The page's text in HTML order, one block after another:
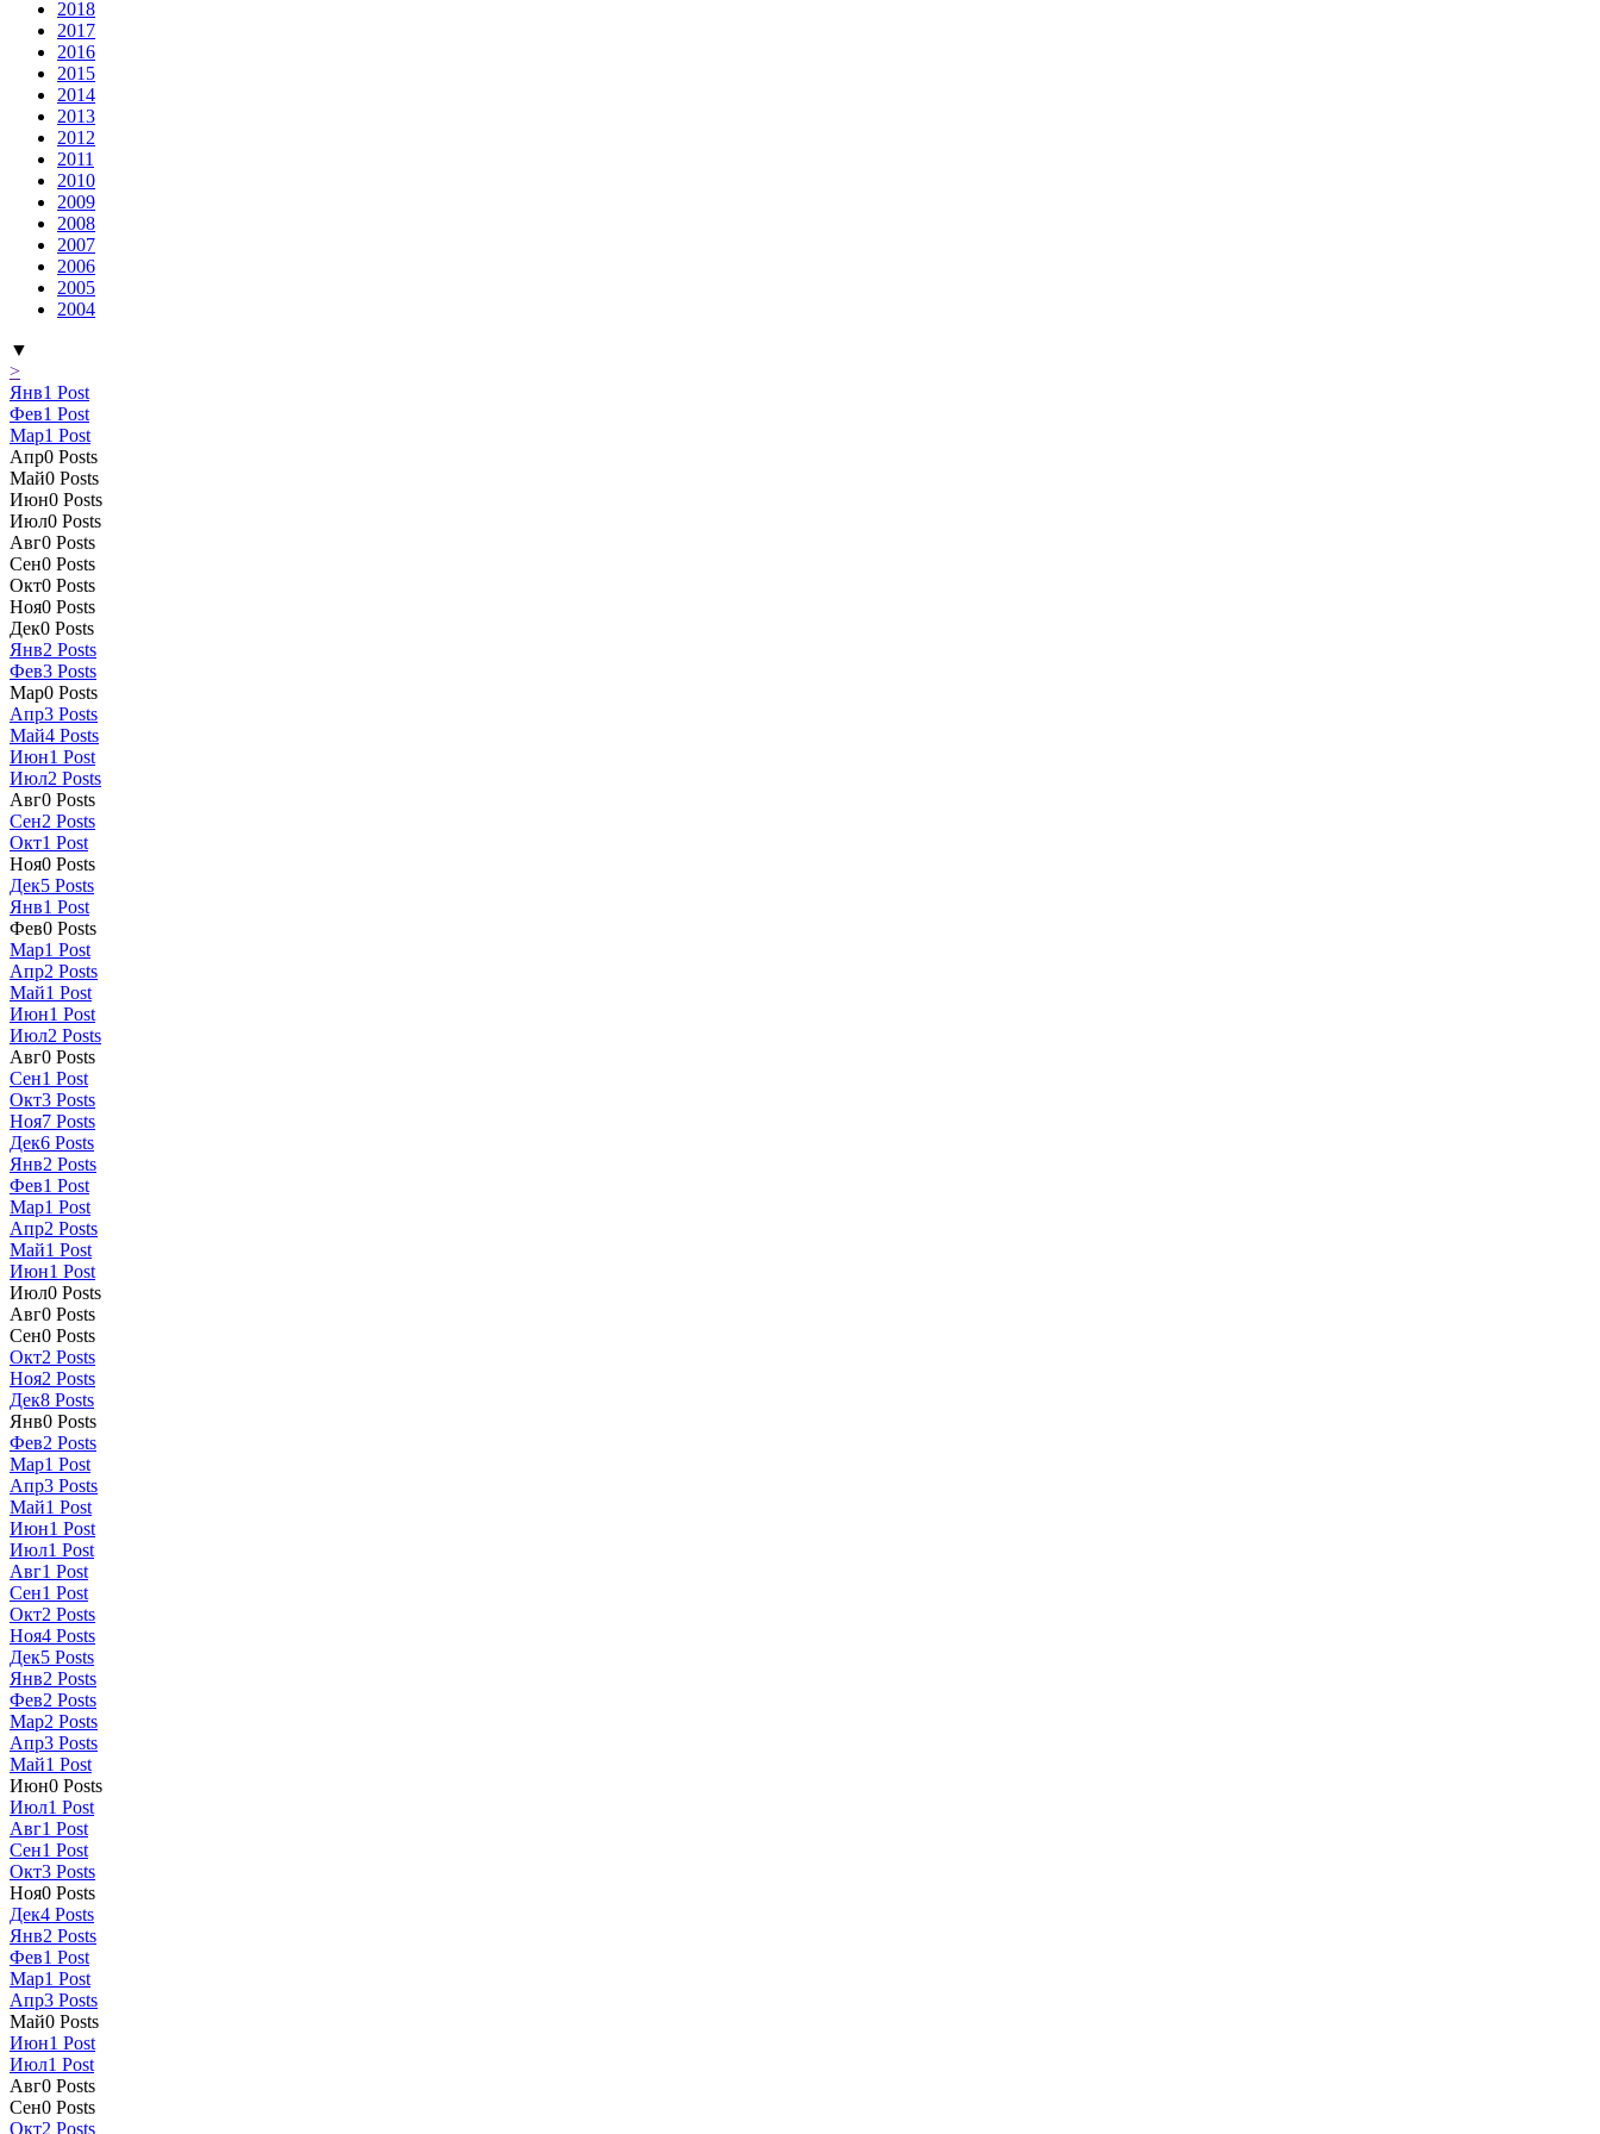
2018
2017
2016
2015
2014
2013
2012
2011
2010
2009
2008
2007
2006
2005
2004
▼
>
Янв1 Post
Фев1 Post
Мар1 Post
Апр0 Posts
Май0 Posts
Июн0 Posts
Июл0 Posts
Авг0 Posts
Сен0 Posts
Окт0 Posts
Ноя0 Posts
Дек0 Posts
Янв2 Posts
Фев3 Posts
Мар0 Posts
Апр3 Posts
Май4 Posts
Июн1 Post
Июл2 Posts
Авг0 Posts
Сен2 Posts
Окт1 Post
Ноя0 Posts
Дек5 Posts
Янв1 Post
Фев0 Posts
Мар1 Post
Апр2 Posts
Май1 Post
Июн1 Post
Июл2 Posts
Авг0 Posts
Сен1 Post
Окт3 Posts
Ноя7 Posts
Дек6 Posts
Янв2 Posts
Фев1 Post
Мар1 Post
Апр2 Posts
Май1 Post
Июн1 Post
Июл0 Posts
Авг0 Posts
Сен0 Posts
Окт2 Posts
Ноя2 Posts
Дек8 Posts
Янв0 Posts
Фев2 Posts
Мар1 Post
Апр3 Posts
Май1 Post
Июн1 Post
Июл1 Post
Авг1 Post
Сен1 Post
Окт2 Posts
Ноя4 Posts
Дек5 Posts
Янв2 Posts
Фев2 Posts
Мар2 Posts
Апр3 Posts
Май1 Post
Июн0 Posts
Июл1 Post
Авг1 Post
Сен1 Post
Окт3 Posts
Ноя0 Posts
Дек4 Posts
Янв2 Posts
Фев1 Post
Мар1 Post
Апр3 Posts
Май0 Posts
Июн1 Post
Июл1 Post
Авг0 Posts
Сен0 Posts
Окт2 Posts